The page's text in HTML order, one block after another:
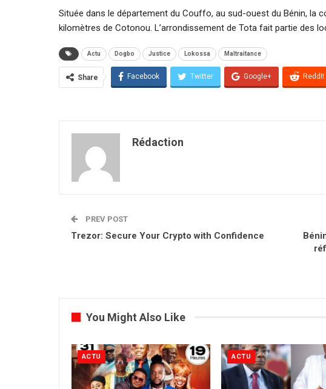
Située dans le département du Couffo, au sud-ouest du Bénin, la
kilomètres de Cotonou. L’arrondissement de Tota fait partie des
Actu Dogbo Justice Lokossa Maltraitance
Share Facebook Twitter Google+ ReddIt
Rédaction
PREV POST
Trezor: Secure Your Crypto with Confidence
You Might Also Like
ACTU ACTU